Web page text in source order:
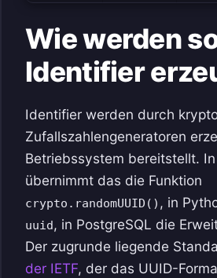
Wie werden
Identifier
Identifier werden durch
Zufallszahlengeneratoren
Betriebssystem bereitstellt.
übernimmt das die Funktion
crypto.randomUUID() , in
uuid, in PostgreSQL die
Der zugrunde liegende
der IETF, der das UUID-